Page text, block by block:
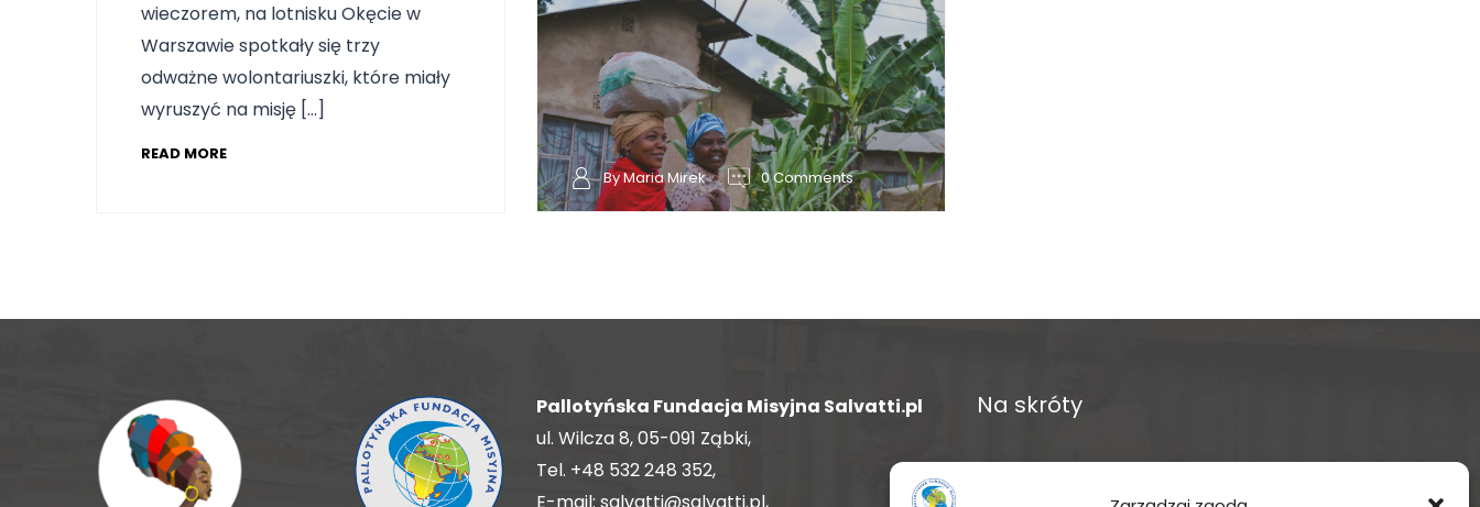
wieczorem, na lotnisku Okęcie w
Warszawie spotkały się trzy
odważne wolontariuszki, które miały
wyruszyć na misję […]
READ MORE
By Maria Mirek 0 Comments
Pallotyńska Fundacja Misyjna Salvatti.pl
ul. Wilcza 8, 05-091 Ząbki,
Tel. +48 532 248 352,
Na skróty
O fundacji